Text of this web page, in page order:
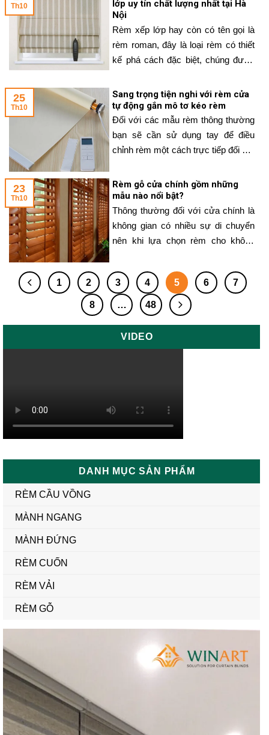
chuyển dọc từ trên xuống hoặc từ
dưới lên. WinArt sẽ giúp bạn tìm
hiểu chi tiết về
lớp uy tín chất lượng nhất tại Hà
Nội
Rèm xếp lớp hay còn có tên gọi là
rèm roman, đây là loại rèm có thiết
kế phá cách đặc biệt, chúng được
chiều ngang, mỗi lớp gấp có độ cao
khoảng từ 20cm đến 40cm tùy theo
chiều rộng của tấm rèm. Có nhiều
đơn vị
Th10
Sang trọng tiện nghi với rèm cửa
tự động gắn mô tơ kéo rèm
Đối với các mẫu rèm thông thường
bạn sẽ cần sử dụng tay để điều
chỉnh rèm một cách trực tiếp đối với
với các mẫu rèm như rèm cuốn,
rèm sáo, rèm cầu vồng…Đối với
rèm tự động, việc điều chỉnh rèm
của bạn trở nên
25
Th10
Rèm gỗ cửa chính gồm những
mẫu nào nổi bật?
Thông thường đối với cửa chính là
không gian có nhiều sự di chuyển
nên khi lựa chọn rèm cho không
thuận tiện đi lại. Dưới đây WinArt sẽ
cung cấp đến bạn thông tin về các
mẫu rèm gỗ cửa chính. Mẫu rèm gỗ
cửa
23
Th10
1 2 3 4 5 6 7
8 … 48
VIDEO
DANH MỤC SẢN PHẨM
RÈM CẦU VỒNG
MÀNH NGANG
MÀNH ĐỨNG
RÈM CUỐN
RÈM VẢI
RÈM GỖ